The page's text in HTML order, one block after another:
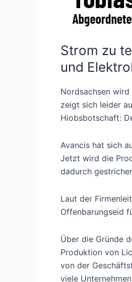
Strom zu
und
Nordsachsen
zeigt sich leider
Hiobsbotschaft:
Avancis hat sich
Jetzt wird die
dadurch
Laut der
Offenbarungseid
Über die Gründe
Produktion von
von der
viele